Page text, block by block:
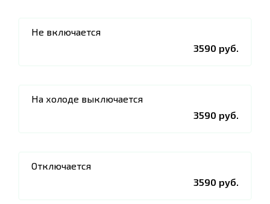
Не включается
3590 руб.
На холоде выключается
3590 руб.
Отключается
3590 руб.